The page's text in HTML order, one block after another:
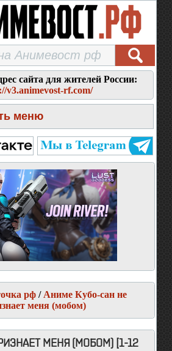
сайта для жителей России:
v3.animevost-rf.com/
меню
рф/ Аниме Кубо-сан не
меня (мобом)
МЕНЯ (МОБОМ) [1-12